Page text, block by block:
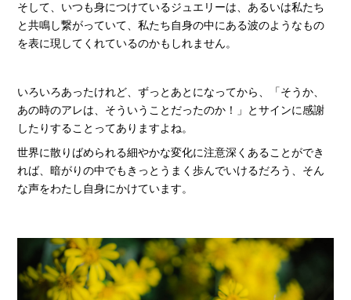
そして、いつも身につけているジュエリーは、あるいは私たち
と共鳴し繋がっていて、私たち自身の中にある波のようなもの
を表に現してくれているのかもしれません。
いろいろあったけれど、ずっとあとになってから、「そうか、
あの時のアレは、そういうことだったのか！」とサインに感謝
したりすることってありますよね。
世界に散りばめられる細やかな変化に注意深くあることができ
れば、暗がりの中でもきっとうまく歩んでいけるだろう、そん
な声をわたし自身にかけています。